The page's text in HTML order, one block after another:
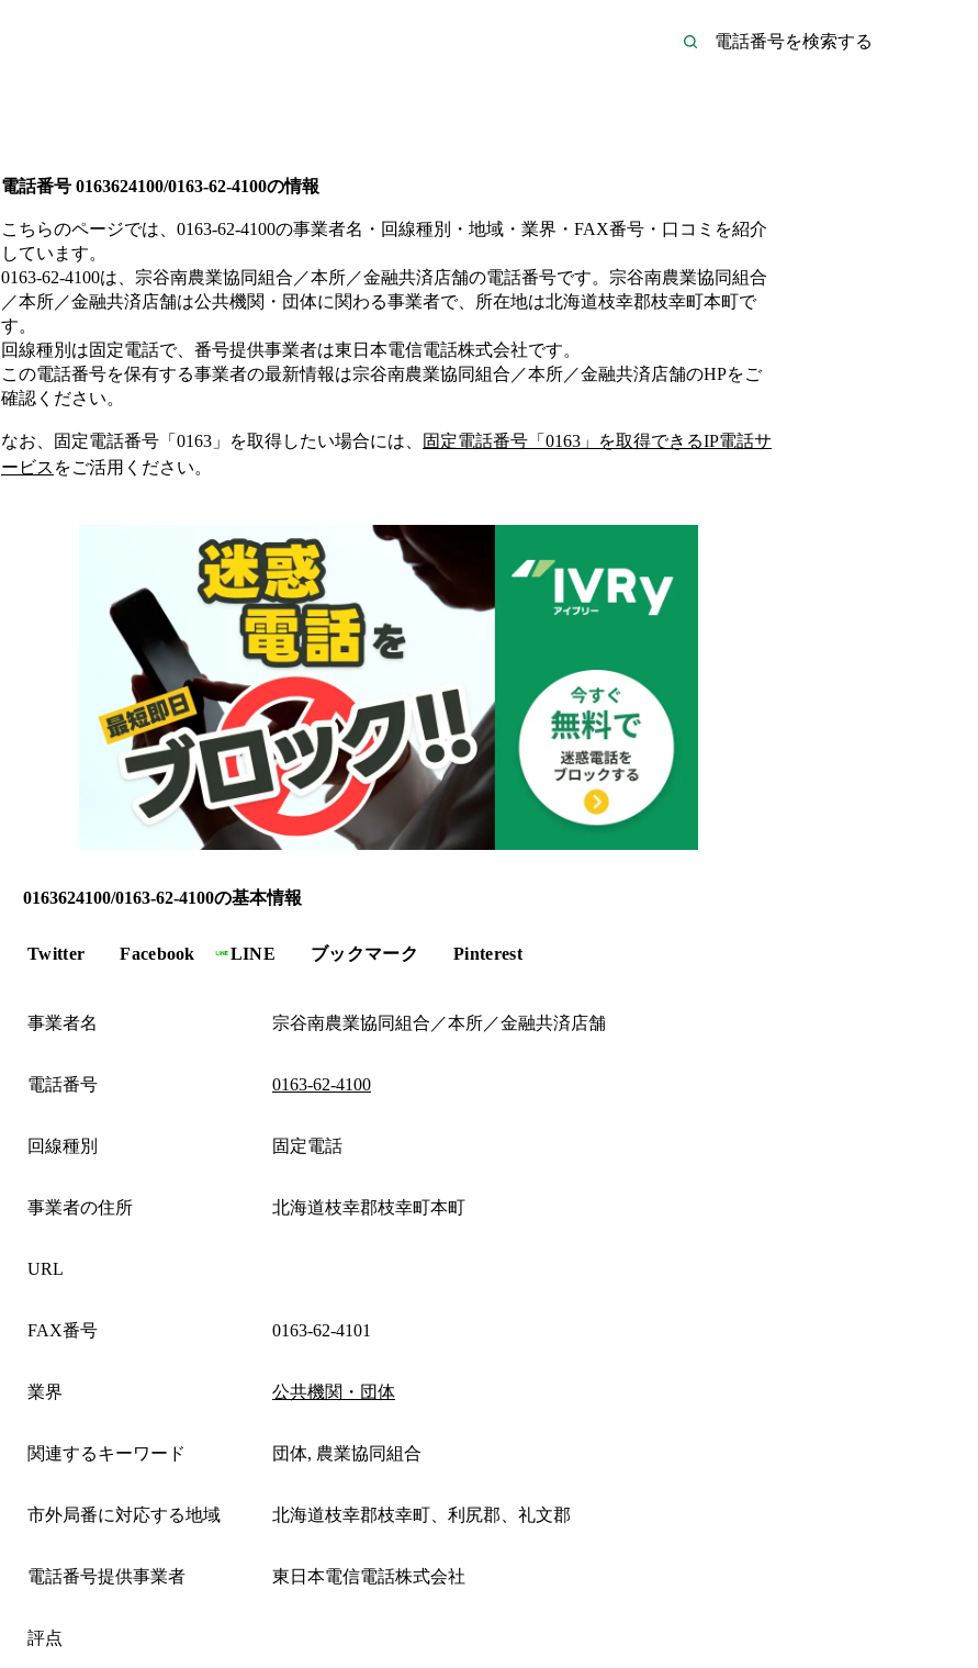
電話番号 0163624100/0163-62-4100の情報
こちらのページでは、 0163-62-4100の事業者名・回線種別・地域・業界・FAX番号・口コミを紹介
しています。
0163-62-4100は、 宗谷南農業協同組合／本所／金融共済店舗の電話番号です。 宗谷南農業協同組合
／本所／金融共済店舗は公共機関・団体に関わる事業者で、所在地は北海道枝幸郡枝幸町本町で
す。
回線種別は固定電話で、番号提供事業者は東日本電信電話株式会社です。
この電話番号を保有する事業者の最新情報は宗谷南農業協同組合／本所／金融共済店舗のHPをご
確認ください。
なお、固定電話番号「 0163 」を取得したい場合には、 固定電話番号「 0163 」を取得できるIP電話サ
ービス をご活用ください。
0163624100/0163-62-4100の基本情報
Twitter Facebook LINE ブックマーク Pinterest
事業者名 宗谷南農業協同組合／本所／金融共済店舗
電話番号 0163-62-4100
回線種別 固定電話
事業者の住所 北海道枝幸郡枝幸町本町
URL
FAX番号 0163-62-4101
業界 公共機関・団体
関連するキーワード 団体, 農業協同組合
市外局番に対応する地域 北海道枝幸郡枝幸町、利尻郡、礼文郡
電話番号提供事業者 東日本電信電話株式会社
評点